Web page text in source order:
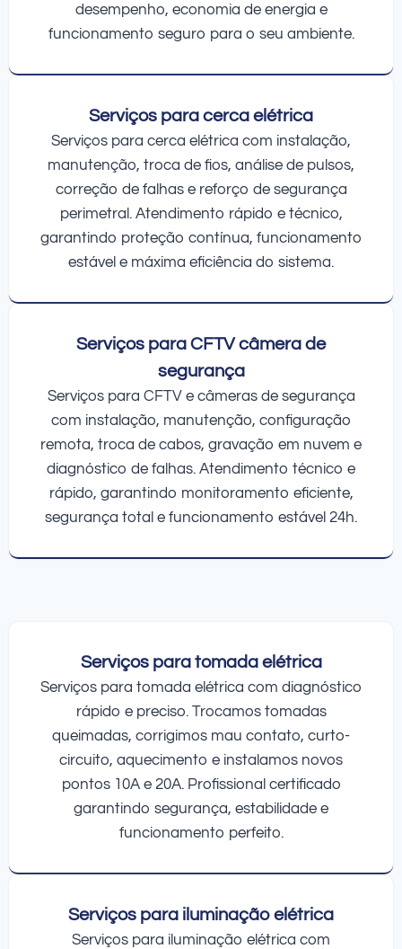
desempenho, economia de energia e
funcionamento seguro para o seu ambiente.
Serviços para cerca elétrica
Serviços para cerca elétrica com instalação,
manutenção, troca de fios, análise de pulsos,
correção de falhas e reforço de segurança
perimetral. Atendimento rápido e técnico,
garantindo proteção contínua, funcionamento
estável e máxima eficiência do sistema.
Serviços para CFTV câmera de
segurança
Serviços para CFTV e câmeras de segurança
com instalação, manutenção, configuração
remota, troca de cabos, gravação em nuvem e
diagnóstico de falhas. Atendimento técnico e
rápido, garantindo monitoramento eficiente,
segurança total e funcionamento estável 24h.
Serviços para tomada elétrica
Serviços para tomada elétrica com diagnóstico
rápido e preciso. Trocamos tomadas
queimadas, corrigimos mau contato, curto-
circuito, aquecimento e instalamos novos
pontos 10A e 20A. Profissional certificado
garantindo segurança, estabilidade e
funcionamento perfeito.
Serviços para iluminação elétrica
Serviços para iluminação elétrica com